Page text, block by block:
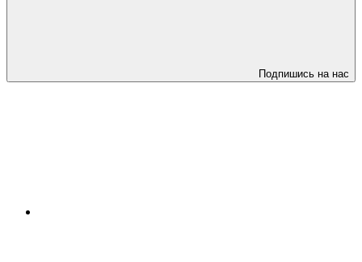
Подпишись на нас